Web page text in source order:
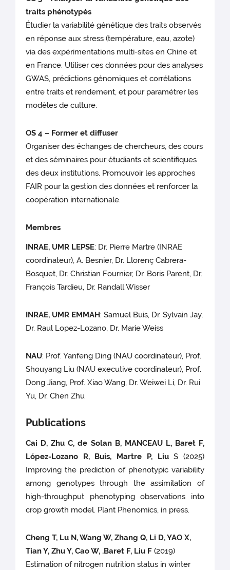
traits phénotypés
Étudier la variabilité génétique des traits observés
en réponse aux stress (température, eau, azote)
via des expérimentations multi-sites en Chine et
en France. Utiliser ces données pour des analyses
GWAS, prédictions génomiques et corrélations
entre traits et rendement, et pour paramétrer les
modèles de culture.
OS 4 – Former et diffuser
Organiser des échanges de chercheurs, des cours
et des séminaires pour étudiants et scientifiques
des deux institutions. Promouvoir les approches
FAIR pour la gestion des données et renforcer la
coopération internationale.
Membres
INRAE, UMR LEPSE: Dr. Pierre Martre (INRAE
coordinateur), A. Besnier, Dr. Llorenç Cabrera-
Bosquet, Dr. Christian Fournier, Dr. Boris Parent, Dr.
François Tardieu, Dr. Randall Wisser
INRAE, UMR EMMAH: Samuel Buis, Dr. Sylvain Jay,
Dr. Raul Lopez-Lozano, Dr. Marie Weiss
NAU: Prof. Yanfeng Ding (NAU coordinateur), Prof.
Shouyang Liu (NAU executive coordinateur), Prof.
Dong Jiang, Prof. Xiao Wang, Dr. Weiwei Li, Dr. Rui
Yu, Dr. Chen Zhu
Publications
Cai D, Zhu C, de Solan B, MANCEAU L, Baret F,
López-Lozano R, Buis, Martre P, LiuS (2025)
Improving the prediction of phenotypic variability
among genotypes through the assimilation of
high-throughput phenotyping observations into
crop growth model. Plant Phenomics, in press.
Cheng T, Lu N, Wang W, Zhang Q, Li D, YAO X,
Tian Y, Zhu Y, Cao W, .Baret F, Liu F (2019)
Estimation of nitrogen nutrition status in winter